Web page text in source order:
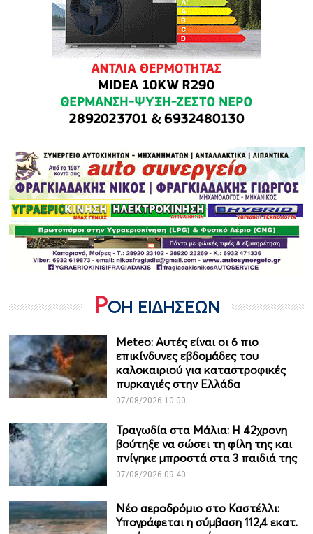
ΡΟΗ ΕΙΔΗΣΕΩΝ
Meteo: Aυτές είναι οι 6 πιο
επικίνδυνες εβδομάδες του
καλοκαιριού για καταστροφικές
πυρκαγιές στην Ελλάδα
07/08/2026 10:00
Τραγωδία στα Μάλια: Η 42χρονη
βούτηξε να σώσει τη φίλη της και
πνίγηκε μπροστά στα 3 παιδιά της
07/08/2026 09:40
Νέο αεροδρόμιο στο Καστέλλι:
Υπογράφεται η σύμβαση 112,4 εκατ.